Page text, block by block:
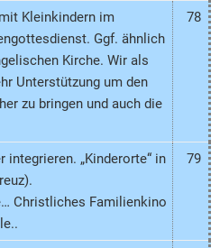
Kleinkindern im
Ggf. ähnlich
Kirche. Wir als
Unterstützung um den
zu bringen und auch die
78
integrieren. „Kinderorte“ in
Christliches Familienkino
79